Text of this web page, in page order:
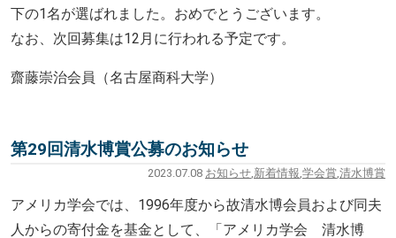
下の1名が選ばれました。おめでとうございます。
なお、次回募集は12月に行われる予定です。
齋藤崇治会員（名古屋商科大学）
第29回清水博賞公募のお知らせ
2023.07.08 お知らせ 新着情報 学会賞 清水博賞
アメリカ学会では、1996年度から故清水博会員および同夫
人からの寄付金を基金として、「アメリカ学会 清水博